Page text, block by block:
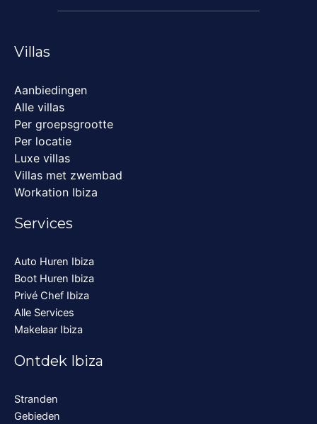
Villas
Aanbiedingen
Alle villas
Per groepsgrootte
Per locatie
Luxe villas
Villas met zwembad
Workation Ibiza
Services
Auto Huren Ibiza
Boot Huren Ibiza
Privé Chef Ibiza
Alle Services
Makelaar Ibiza
Ontdek Ibiza
Stranden
Gebieden